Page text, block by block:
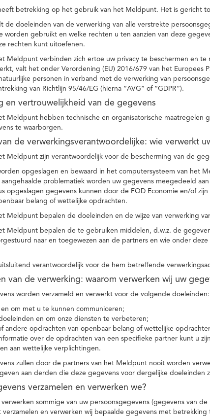
betrekking op het gebruik van het Meldpunt. Het is gericht
de doeleinden van de verwerking van alle verstrekte
worden gebruikt en welke rechten u ten aanzien van deze
rechten kunt uitoefenen.
Meldpunt verbinden zich ertoe uw privacy te beschermen en
valt het onder Verordening (EU) 2016/679 van het Europees
personen in verband met de verwerking van
van Richtlijn 95/46/EG (hierna “AVG” of “GDPR”).
en vertrouwelijkheid van de gegevens
Meldpunt hebben technische en organisatorische maatregelen
te waarborgen.
de verwerkingsverantwoordelijke: wie verwerkt
Meldpunt zijn verantwoordelijk voor de bescherming van de
opgeslagen en bewaard in het computersysteem van het
aangehaalde problematiek worden uw gegevens meegedeeld
opgeslagen gegevens kunnen door de FOD Economie en/of
belang of wettelijke opdrachten.
Meldpunt bepalen de doeleinden en de wijze van verwerking
Meldpunt bepalen de te gebruiken middelen, d.w.z. de
naar en toegewezen aan de partners en wie onder
verantwoordelijk voor de hem betreffende
van de verwerking: waarom verwerken wij uw
worden verzameld en verwerkt voor de volgende doeleinden:
om met u te kunnen communiceren;
en om onze diensten te verbeteren;
andere opdrachten van openbaar belang of wettelijke
over de opdrachten van een specifieke partner kunt u
aan wettelijke verplichtingen.
zullen door de partners van het Meldpunt nooit worden
aan derden die deze gegevens voor dergelijke doeleinden
verzamelen en verwerken we?
verwerken sommige van uw persoonsgegevens (gegevens van
verzamelen en verwerken wij bepaalde gegevens met